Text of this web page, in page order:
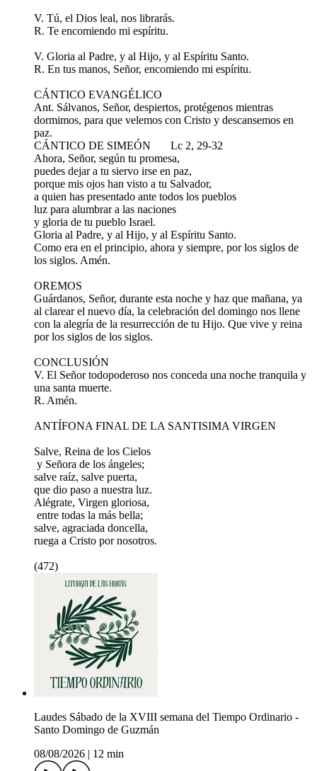
V. Tú, el Dios leal, nos librarás.
R. Te encomiendo mi espíritu.
V. Gloria al Padre, y al Hijo, y al Espíritu Santo.
R. En tus manos, Señor, encomiendo mi espíritu.
CÁNTICO EVANGÉLICO
Ant. Sálvanos, Señor, despiertos, protégenos mientras
dormimos, para que velemos con Cristo y descansemos en
paz.
CÁNTICO DE SIMEÓN Lc 2, 29-32
Ahora, Señor, según tu promesa,
puedes dejar a tu siervo irse en paz,
porque mis ojos han visto a tu Salvador,
a quien has presentado ante todos los pueblos
luz para alumbrar a las naciones
y gloria de tu pueblo Israel.
Gloria al Padre, y al Hijo, y al Espíritu Santo.
Como era en el principio, ahora y siempre, por los siglos de
los siglos. Amén.
OREMOS
Guárdanos, Señor, durante esta noche y haz que mañana, ya
al clarear el nuevo día, la celebración del domingo nos llene
con la alegría de la resurrección de tu Hijo. Que vive y reina
por los siglos de los siglos.
CONCLUSIÓN
V. El Señor todopoderoso nos conceda una noche tranquila y
una santa muerte.
R. Amén.
ANTÍFONA FINAL DE LA SANTISIMA VIRGEN
Salve, Reina de los Cielos
y Señora de los ángeles;
salve raíz, salve puerta,
que dio paso a nuestra luz.
Alégrate, Virgen gloriosa,
entre todas la más bella;
salve, agraciada doncella,
ruega a Cristo por nosotros.
(472)
Laudes Sábado de la XVIII semana del Tiempo Ordinario -
Santo Domingo de Guzmán
08/08/2026
12 min